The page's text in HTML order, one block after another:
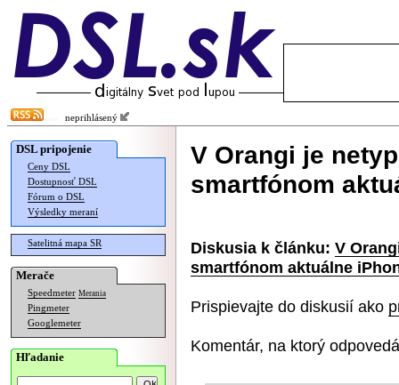
neprihlásený
DSL pripojenie
Ceny DSL
Dostupnosť DSL
Fórum o DSL
Výsledky meraní
Satelitná mapa SR
Merače
Speedmeter Merania
Pingmeter
Googlemeter
Hľadanie
V Orangi je
smartfónom
Diskusia k článku: V
smartfónom aktuálne
Prispievajte do diskusií ako
Komentár, na ktorý